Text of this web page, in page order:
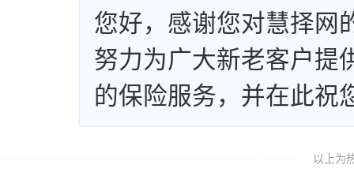
您好，感谢您对慧择网
努力为广大新老客户提
的保险服务，并在此祝
以上为